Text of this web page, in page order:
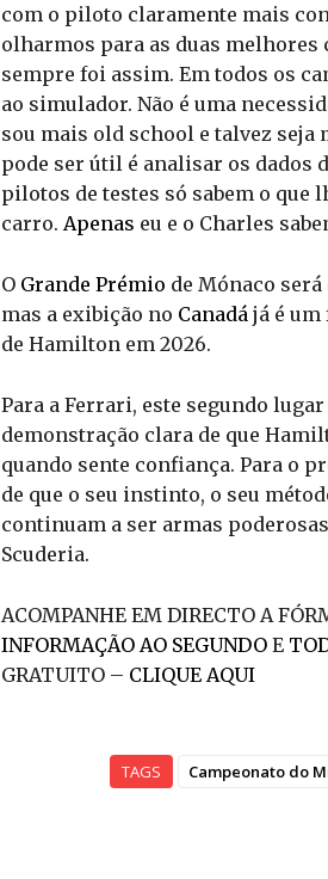
com o piloto claramente mais
olharmos para as duas
sempre foi assim. Em todos os
ao simulador. Não é uma
sou mais old school e talvez seja
pode ser útil é analisar os dados
pilotos de testes só sabem o que
carro. Apenas eu e o Charles
O Grande Prémio de Mónaco
mas a exibição no Canadá já é
de Hamilton em 2026.
Para a Ferrari, este segundo
demonstração clara de que
quando sente confiança. Para o
de que o seu instinto, o seu
continuam a ser armas
Scuderia.
ACOMPANHE EM DIRECTO A
INFORMAÇÃO AO SEGUNDO E
GRATUITO – CLIQUE AQUI
TAGS Campeonato do